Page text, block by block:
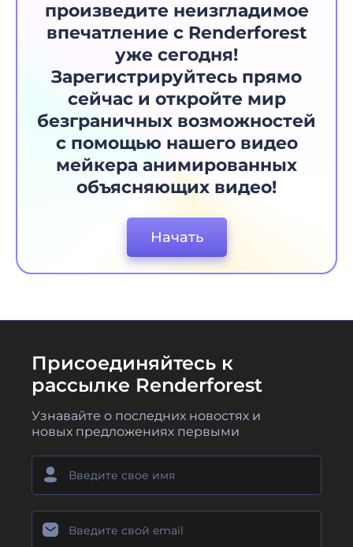
максимум из нашей платформы.
произведите неизгладимое
впечатление с Renderforest
уже сегодня!
Зарегистрируйтесь прямо
сейчас и откройте мир
безграничных возможностей
с помощью нашего видео
мейкера анимированных
объясняющих видео!
Начать
Присоединяйтесь к
рассылке Renderforest
Узнавайте о последних новостях и
новых предложениях первыми